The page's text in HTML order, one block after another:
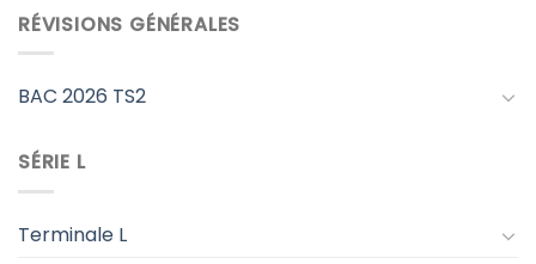
RÉVISIONS GÉNÉRALES
BAC 2026 TS2
SÉRIE L
Terminale L